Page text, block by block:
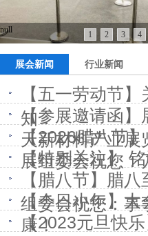
null 1 2 3 4
展会新闻 行业新闻
【五一劳动节
知：
【参展邀请函】
天新材料产业展
【2026腊八节
展组委会祝您：
【特别关注】
【腊八节】腊
组委会祝您：事
【今日小年】大
康！
【2023元旦快